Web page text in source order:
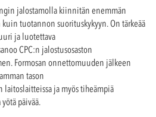
jalostamolla kiinnitän enemmän
tuotannon suorituskykyyn. On tärkeää
ja luotettava
CPC:n jalostusosaston
Formosan onnettomuuden jälkeen
tason
ja myös tiheämpiä
päivää.